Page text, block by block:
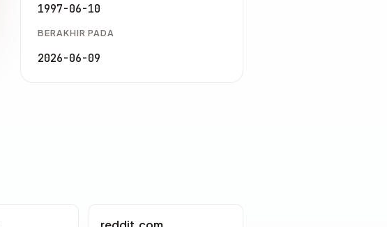
1997-06-10
BERAKHIR PADA
2026-06-09